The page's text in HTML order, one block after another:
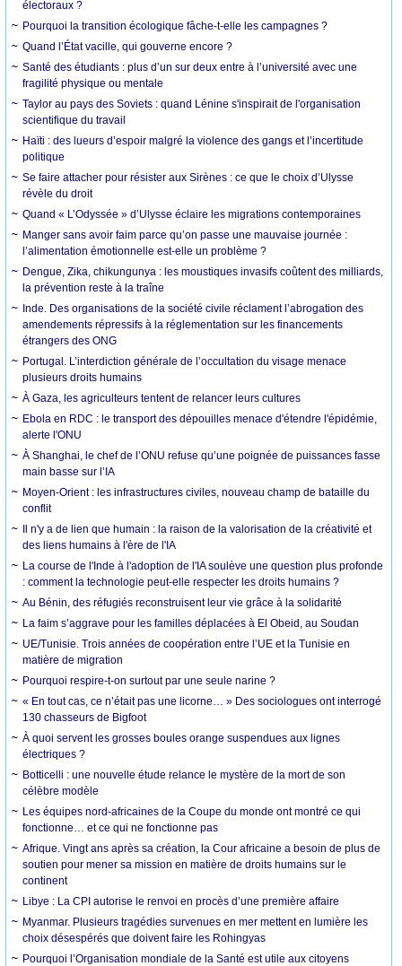
électoraux ?
Pourquoi la transition écologique fâche-t-elle les campagnes ?
Quand l’État vacille, qui gouverne encore ?
Santé des étudiants : plus d’un sur deux entre à l’université avec une
fragilité physique ou mentale
Taylor au pays des Soviets : quand Lénine s'inspirait de l'organisation
scientifique du travail
Haïti : des lueurs d’espoir malgré la violence des gangs et l’incertitude
politique
Se faire attacher pour résister aux Sirènes : ce que le choix d’Ulysse
révèle du droit
Quand « L’Odyssée » d’Ulysse éclaire les migrations contemporaines
Manger sans avoir faim parce qu’on passe une mauvaise journée :
l’alimentation émotionnelle est-elle un problème ?
Dengue, Zika, chikungunya : les moustiques invasifs coûtent des milliards,
la prévention reste à la traîne
Inde. Des organisations de la société civile réclament l’abrogation des
amendements répressifs à la réglementation sur les financements
étrangers des ONG
Portugal. L’interdiction générale de l’occultation du visage menace
plusieurs droits humains
À Gaza, les agriculteurs tentent de relancer leurs cultures
Ebola en RDC : le transport des dépouilles menace d'étendre l'épidémie,
alerte l'ONU
À Shanghai, le chef de l’ONU refuse qu’une poignée de puissances fasse
main basse sur l’IA
Moyen-Orient : les infrastructures civiles, nouveau champ de bataille du
conflit
Il n'y a de lien que humain : la raison de la valorisation de la créativité et
des liens humains à l'ère de l'IA
La course de l'Inde à l'adoption de l'IA soulève une question plus profonde
: comment la technologie peut-elle respecter les droits humains ?
Au Bénin, des réfugiés reconstruisent leur vie grâce à la solidarité
La faim s’aggrave pour les familles déplacées à El Obeid, au Soudan
UE/Tunisie. Trois années de coopération entre l’UE et la Tunisie en
matière de migration
Pourquoi respire-t-on surtout par une seule narine ?
« En tout cas, ce n’était pas une licorne… » Des sociologues ont interrogé
130 chasseurs de Bigfoot
À quoi servent les grosses boules orange suspendues aux lignes
électriques ?
Botticelli : une nouvelle étude relance le mystère de la mort de son
célèbre modèle
Les équipes nord-africaines de la Coupe du monde ont montré ce qui
fonctionne… et ce qui ne fonctionne pas
Afrique. Vingt ans après sa création, la Cour africaine a besoin de plus de
soutien pour mener sa mission en matière de droits humains sur le
continent
Libye : La CPI autorise le renvoi en procès d’une première affaire
Myanmar. Plusieurs tragédies survenues en mer mettent en lumière les
choix désespérés que doivent faire les Rohingyas
Pourquoi l’Organisation mondiale de la Santé est utile aux citoyens